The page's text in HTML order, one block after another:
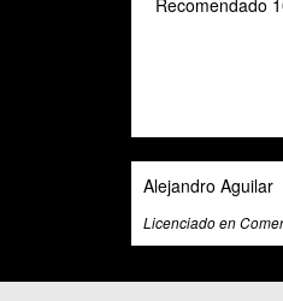
Recomendado
Alejandro Aguilar
Licenciado en